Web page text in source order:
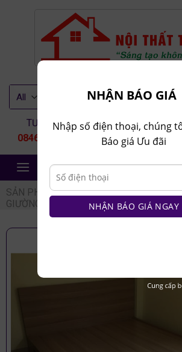
TƯ VẤN 1
0846.80.9999
TƯ VẤN 2
0935.435.286
NỘI THẤT TRẺ 24H
SẢN PHẨM / NỘI THẤT PHÒNG NGỦ /
GIƯỜNG NGỦ CÓ HỘC NGĂN KÉO
NHẬN BÁO GIÁ
Nhập số điện thoại, chúng
Báo giá Ưu đãi
NHẬN BÁO GIÁ NGAY